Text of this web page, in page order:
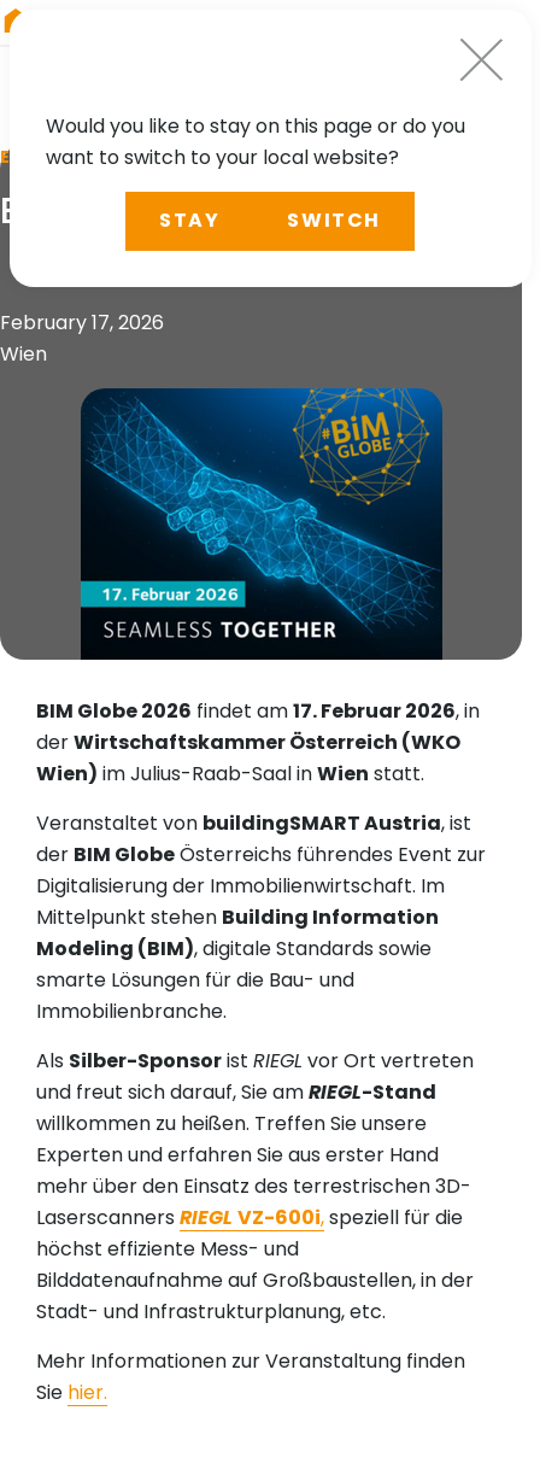
EVENT
BIM Globe 2026
February 17, 2026
Wien
BIM Globe 2026 findet am17. Februar 2026, in
derWirtschaftskammer Österreich (WKO
Wien) im Julius-Raab-Saal inWien statt.
Veranstaltet von buildingSMART Austria, ist
der BIM GlobeÖsterreichs führendes Event zur
Digitalisierung der Immobilienwirtschaft. Im
Mittelpunkt stehen Building Information
Modeling (BIM), digitale Standards sowie
smarte Lösungen für die Bau- und
Immobilienbranche.
Als Silber-Sponsorist RIEGL vor Ort vertreten
und freut sich darauf, Sie amRIEGL-Stand
willkommen zu heißen. Treffen Sie unsere
Experten und erfahren Sie aus erster Hand
mehr über den Einsatz des terrestrischen 3D-
Laserscanners RIEGL VZ-600i,speziell für die
höchst effiziente Mess- und
Bilddatenaufnahme auf Großbaustellen, in der
Stadt- und Infrastrukturplanung, etc.
Mehr Informationen zur Veranstaltung finden
Sie hier.
Would you like to stay on this page or do you
want to switch to your local website?
STAY SWITCH